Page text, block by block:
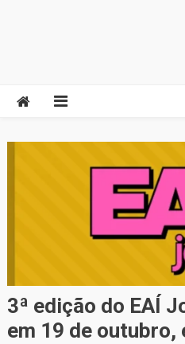
Quebrando o
3ª edição do EAÍ
em 19 de outubro,